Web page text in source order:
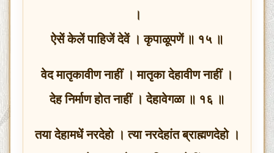
।
ऐसें केलें पाहिजें देवें । कृपाळूपणें ॥ १५ ॥
वेद मातृकावीण नाहीं । मातृका देहावीण नाहीं ।
देह निर्माण होत नाहीं । देहावेगळा ॥ १६ ॥
तया देहामधें नरदेहो । त्या नरदेहांत ब्राह्मणदेहो ।